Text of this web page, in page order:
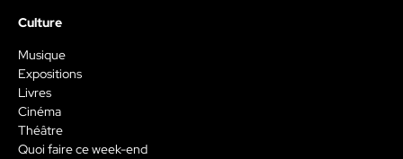
Culture
Musique
Expositions
Livres
Cinéma
Théâtre
Quoi faire ce week-end